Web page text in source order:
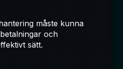
måste kunna
och
sätt.